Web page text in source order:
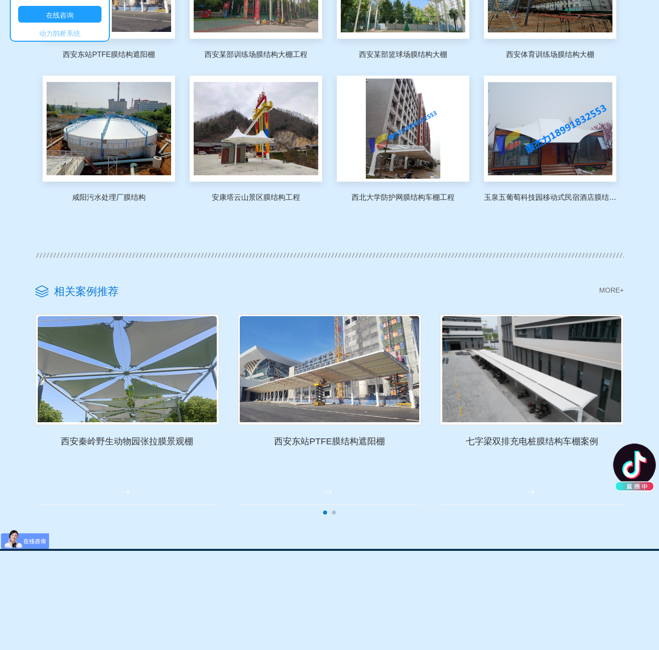
西安东站PTFE膜结构遮阳棚 西安某部训练场膜结构大棚工程 西安某部篮球场膜结构大棚 西安体育训练场膜结构大棚
咸阳污水处理厂膜结构 安康塔云山景区膜结构工程 西北大学防护网膜结构车棚工程 玉泉五葡萄科技园移动式民宿酒店膜结构工程
相关案例推荐 MORE+
西安秦岭野生动物园张拉膜景观棚 西安东站PTFE膜结构遮阳棚 七字梁双排充电桩膜结构车棚案例
在线咨询
动力鹊桥系统